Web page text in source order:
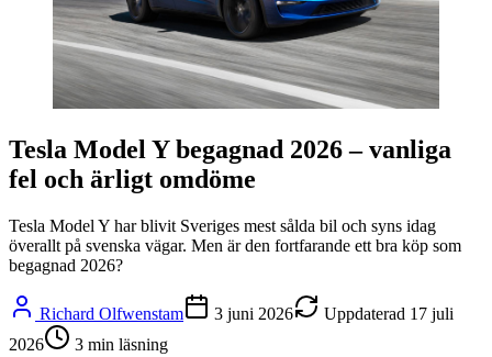
Tesla Model Y begagnad 2026 – vanliga
fel och ärligt omdöme
Tesla Model Y har blivit Sveriges mest sålda bil och syns idag
överallt på svenska vägar. Men är den fortfarande ett bra köp som
begagnad 2026?
Richard Olfwenstam 3 juni 2026 Uppdaterad 17 juli
2026
3 min läsning